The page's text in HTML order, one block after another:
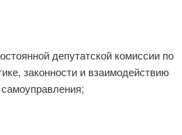
депутатской комиссии по
законности и взаимодействию